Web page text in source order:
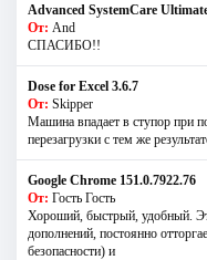
Advanced SystemCare
От: And
СПАСИБО!!
Dose for Excel 3.6.7
От: Skipper
Машина впадает в ступор при
перезагрузки с тем же
Google Chrome 151.0.7922.76
От: Гость Гость
Хороший, быстрый, удобный.
дополнений, постоянно
безопасности) и